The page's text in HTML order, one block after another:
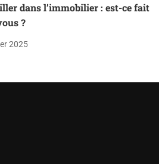
dans l’immobilier : est-ce fait
?
2025